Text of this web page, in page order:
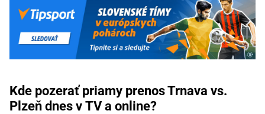
Kde pozerať priamy prenos Trnava vs.
Plzeň dnes v TV a online?